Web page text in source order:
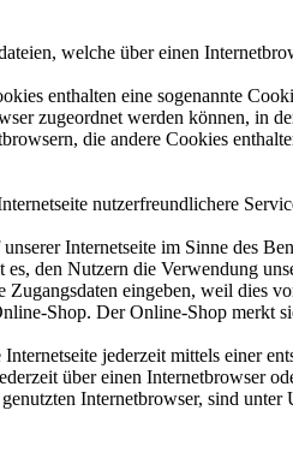
welche über einen
enthalten eine sogenannte
zugeordnet werden können, in
die andere Cookies
nutzerfreundlichere
Internetseite im Sinne des
den Nutzern die Verwendung
eingeben, weil dies
Shop. Der Online-Shop
jederzeit mittels einer
über einen Internetbrowser
Internetbrowser, sind